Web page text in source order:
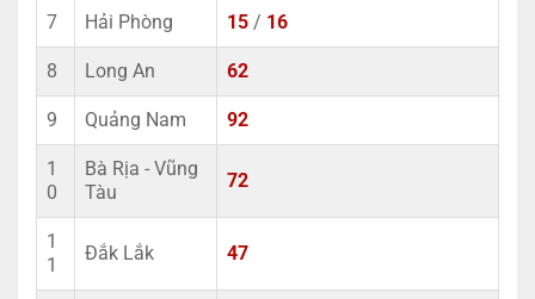
7 Hải Phòng 15 / 16
8 Long An 62
9 Quảng Nam 92
1
0
Bà Rịa - Vũng
Tàu
72
1
1
Đắk Lắk 47